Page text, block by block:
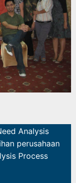
Analysis
perusahaan
Process